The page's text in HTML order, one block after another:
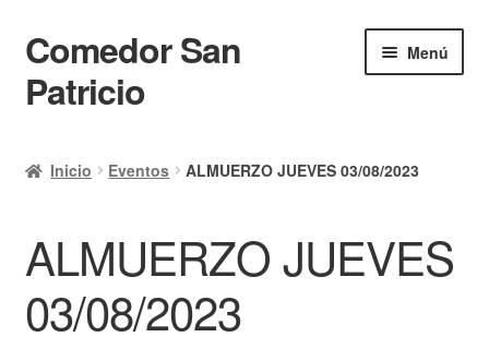
Ir
a
la
Ir
al
contenido
Comedor San
Patricio
Menú
Calendario
Mi cuenta
Ayuda Rapida
Finalizar compra
Inicio Eventos ALMUERZO JUEVES 03/08/2023
ALMUERZO JUEVES
03/08/2023